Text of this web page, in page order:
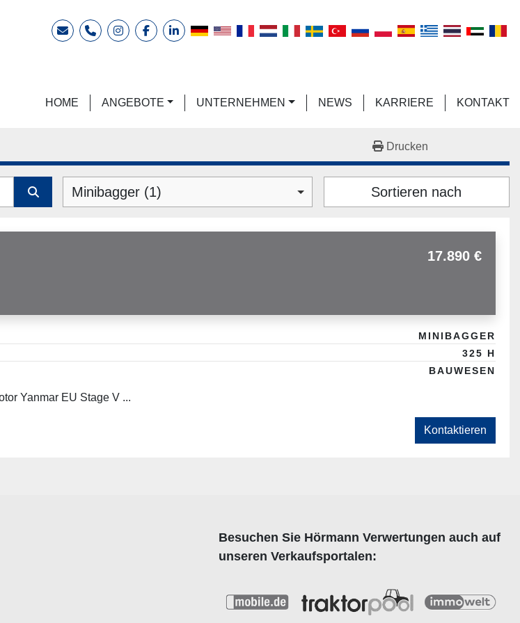
E-MailTelefoninstagramfacebooklinkedin
HOME ANGEBOTE UNTERNEHMEN NEWS KARRIERE KONTAKT
Drucken
Minibagger (1) Sortieren nach
17.890 €
MINIBAGGER
325 H
BAUWESEN
Yanmar EU Stage V ...
Kontaktieren
Besuchen Sie Hörmann Verwertungen auch auf
unseren Verkaufsportalen: